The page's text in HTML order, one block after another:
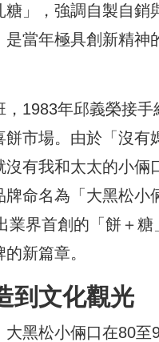
糖」，強調自製自銷
是當年極具創新精神
1983年邱義榮接手
餅市場。由於「沒有
沒有我和太太的小倆
命名為「大黑松小
業界首創的「餅＋糖
新篇章。
到文化觀光
大黑松小倆口在80至